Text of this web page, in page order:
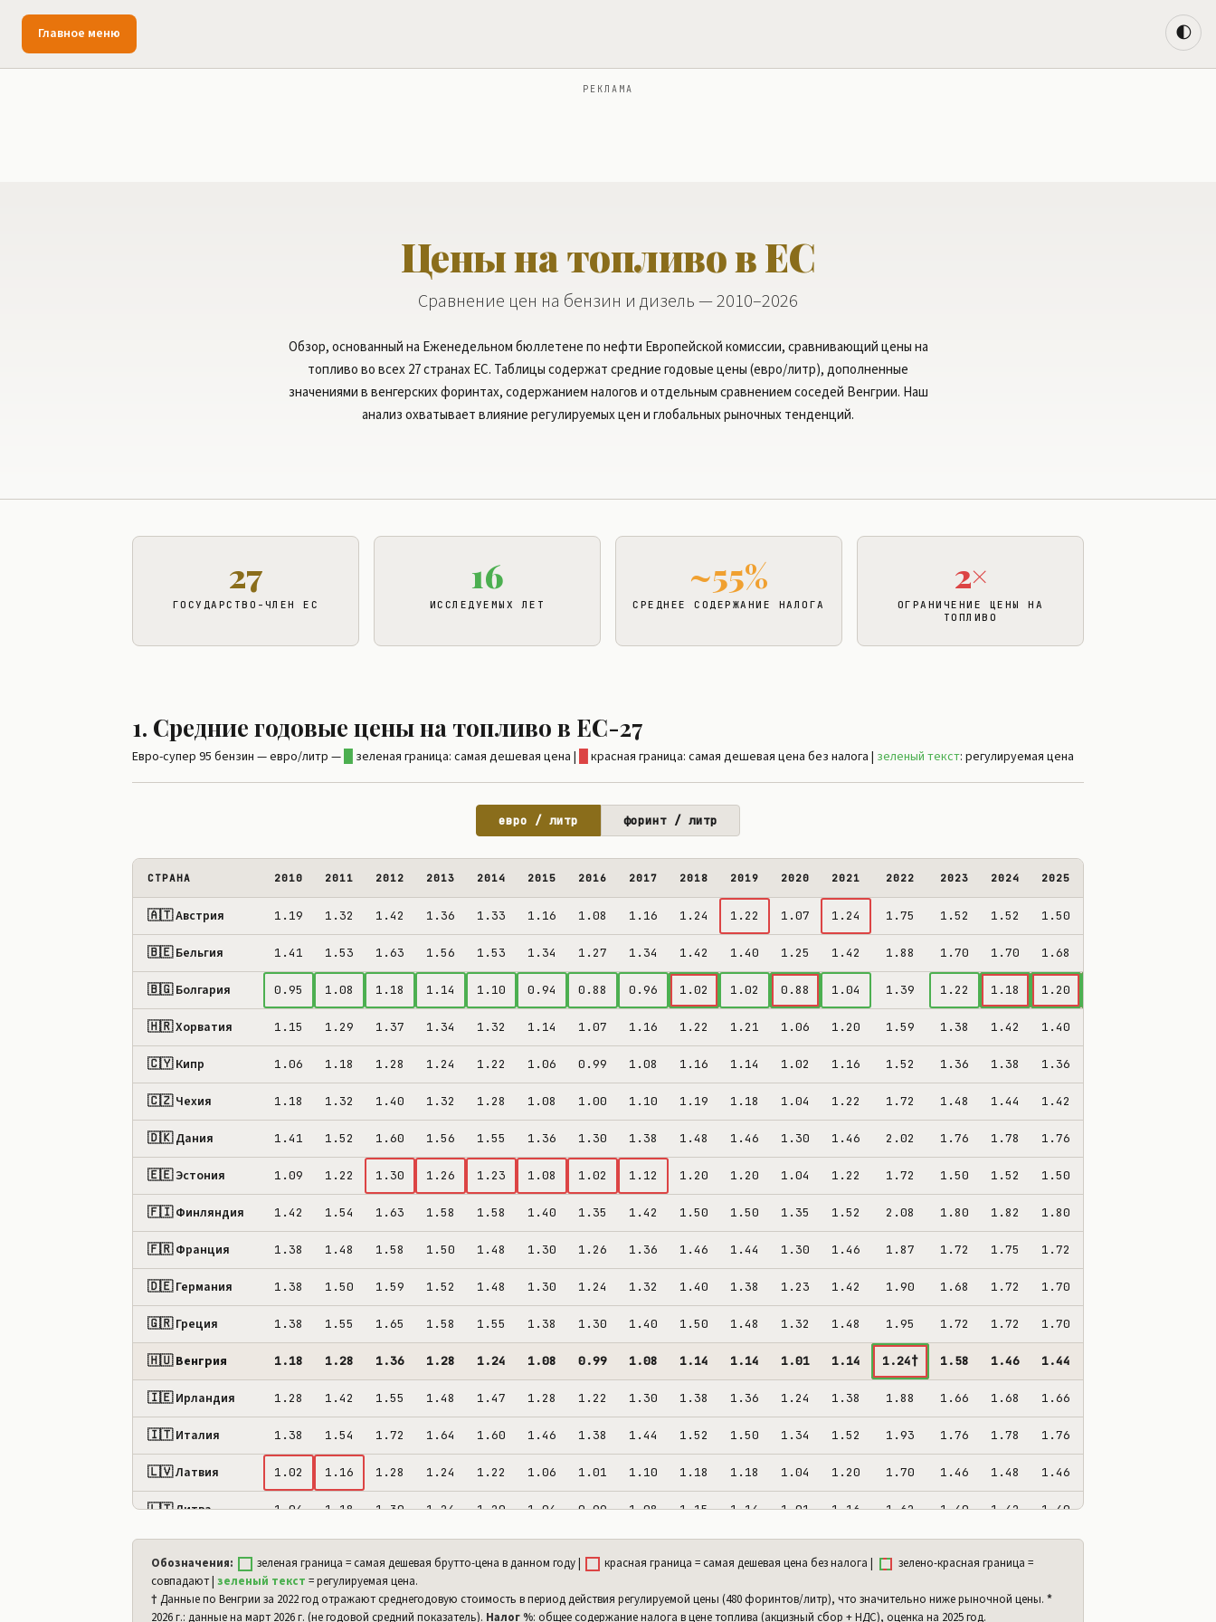
Главное меню
РЕКЛАМА
🌓
Цены на топливо в ЕС
Сравнение цен на бензин и дизель — 2010–2026
Обзор, основанный на Еженедельном бюллетене по нефти Европейской комиссии, сравнивающий цены на
топливо во всех 27 странах ЕС. Таблицы содержат средние годовые цены (евро/литр), дополненные
значениями в венгерских форинтах, содержанием налогов и отдельным сравнением соседей Венгрии. Наш
анализ охватывает влияние регулируемых цен и глобальных рыночных тенденций.
27
ГОСУДАРСТВО-ЧЛЕН ЕС
16
ИССЛЕДУЕМЫХ ЛЕТ
~55%
СРЕДНЕЕ СОДЕРЖАНИЕ НАЛОГА
2×
ОГРАНИЧЕНИЕ ЦЕНЫ НА
ТОПЛИВО
1. Средние годовые цены на топливо в ЕС-27
Евро-супер 95 бензин — евро/литр — зеленая граница: самая дешевая цена | красная граница: самая дешевая цена без налога | зеленый текст: регулируемая цена
евро / литр форинт / литр
СТРАНА 2010 2011 2012 2013 2014 2015 2016 2017 2018 2019 2020 2021 2022 2023 2024 2025
🇦🇹 Австрия 1.19 1.32 1.42 1.36 1.33 1.16 1.08 1.16 1.24 1.22 1.07 1.24 1.75 1.52 1.52 1.50
🇧🇪 Бельгия 1.41 1.53 1.63 1.56 1.53 1.34 1.27 1.34 1.42 1.40 1.25 1.42 1.88 1.70 1.70 1.68
🇧🇬 Болгария 0.95 1.08 1.18 1.14 1.10 0.94 0.88 0.96 1.02 1.02 0.88 1.04 1.39 1.22 1.18 1.20
🇭🇷 Хорватия 1.15 1.29 1.37 1.34 1.32 1.14 1.07 1.16 1.22 1.21 1.06 1.20 1.59 1.38 1.42 1.40
🇨🇾 Кипр 1.06 1.18 1.28 1.24 1.22 1.06 0.99 1.08 1.16 1.14 1.02 1.16 1.52 1.36 1.38 1.36
🇨🇿 Чехия 1.18 1.32 1.40 1.32 1.28 1.08 1.00 1.10 1.19 1.18 1.04 1.22 1.72 1.48 1.44 1.42
🇩🇰 Дания 1.41 1.52 1.60 1.56 1.55 1.36 1.30 1.38 1.48 1.46 1.30 1.46 2.02 1.76 1.78 1.76
🇪🇪 Эстония 1.09 1.22 1.30 1.26 1.23 1.08 1.02 1.12 1.20 1.20 1.04 1.22 1.72 1.50 1.52 1.50
🇫🇮 Финляндия 1.42 1.54 1.63 1.58 1.58 1.40 1.35 1.42 1.50 1.50 1.35 1.52 2.08 1.80 1.82 1.80
🇫🇷 Франция 1.38 1.48 1.58 1.50 1.48 1.30 1.26 1.36 1.46 1.44 1.30 1.46 1.87 1.72 1.75 1.72
🇩🇪 Германия 1.38 1.50 1.59 1.52 1.48 1.30 1.24 1.32 1.40 1.38 1.23 1.42 1.90 1.68 1.72 1.70
🇬🇷 Греция 1.38 1.55 1.65 1.58 1.55 1.38 1.30 1.40 1.50 1.48 1.32 1.48 1.95 1.72 1.72 1.70
🇭🇺 Венгрия 1.18 1.28 1.36 1.28 1.24 1.08 0.99 1.08 1.14 1.14 1.01 1.14 1.24† 1.58 1.46 1.44
🇮🇪 Ирландия 1.28 1.42 1.55 1.48 1.47 1.28 1.22 1.30 1.38 1.36 1.24 1.38 1.88 1.66 1.68 1.66
🇮🇹 Италия 1.38 1.54 1.72 1.64 1.60 1.46 1.38 1.44 1.52 1.50 1.34 1.52 1.93 1.76 1.78 1.76
🇱🇻 Латвия 1.02 1.16 1.28 1.24 1.22 1.06 1.01 1.10 1.18 1.18 1.04 1.20 1.70 1.46 1.48 1.46
🇱🇹 Литва 1.04 1.18 1.30 1.24 1.20 1.04 0.99 1.08 1.15 1.14 1.01 1.16 1.62 1.40 1.42 1.40
🇲🇹 Мальта 1.18 1.28 1.38
Обозначения: зеленая граница = самая дешевая брутто-цена в данном году | красная граница = самая дешевая цена без налога |
зелено-красная граница =
совпадают | зеленый текст = регулируемая цена.
† Данные по Венгрии за 2022 год отражают среднегодовую стоимость в период действия регулируемой цены (480 форинтов/литр), что значительно ниже рыночной цены. *
2026 г.: данные на март 2026 г. (не годовой средний показатель). Налог %: общее содержание налога в цене топлива (акцизный сбор + НДС), оценка на 2025 год.